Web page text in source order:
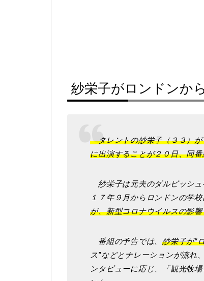
紗栄子がロンドンか
タレントの紗栄子（３３）が
に出演することが２０日、同
紗栄子は元夫のダルビッシュ
１７年９月からロンドンの学
が、新型コロナウイルスの影
番組の予告では、紗栄子が“
ス”などとナレーションが流れ
ンタビューに応じ、「観光牧